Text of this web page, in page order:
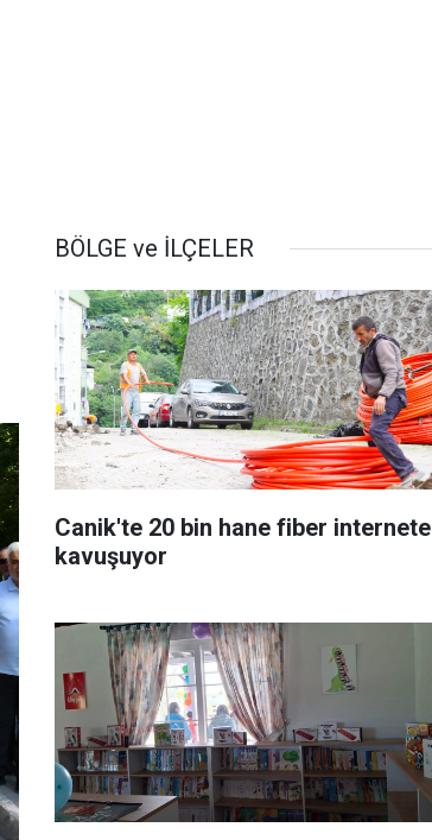
BÖLGE ve İLÇELER
Canik'te 20 bin hane fiber internete
kavuşuyor